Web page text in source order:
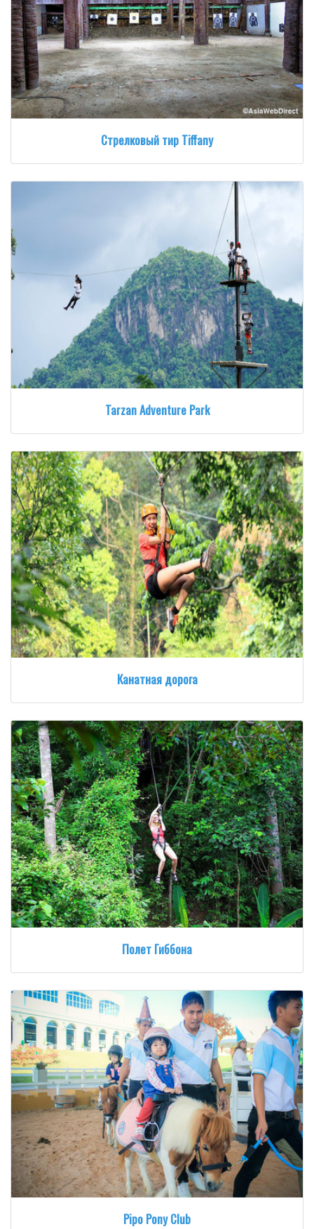
Стрелковый тир Tiffany
Tarzan Adventure Park
Канатная дорога
Полет Гиббона
Pipo Pony Club